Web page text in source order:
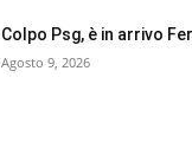
Colpo Psg, è in arrivo
Agosto 9, 2026